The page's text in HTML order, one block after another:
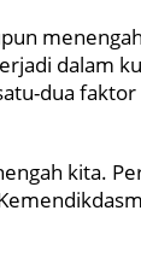
dalam
dua
kita.